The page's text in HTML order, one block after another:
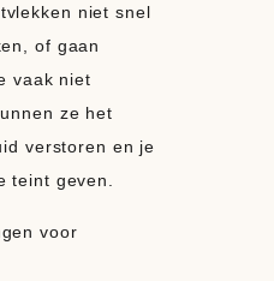
niet snel
of gaan
vaak niet
ze het
verstoren en je
teint geven.
voor